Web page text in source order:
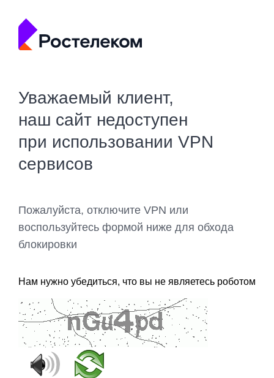
Уважаемый клиент,
наш сайт недоступен
при использовании VPN
сервисов
Пожалуйста, отключите VPN или
воспользуйтесь формой ниже для обхода
блокировки
Нам нужно убедиться, что вы не являетесь роботом